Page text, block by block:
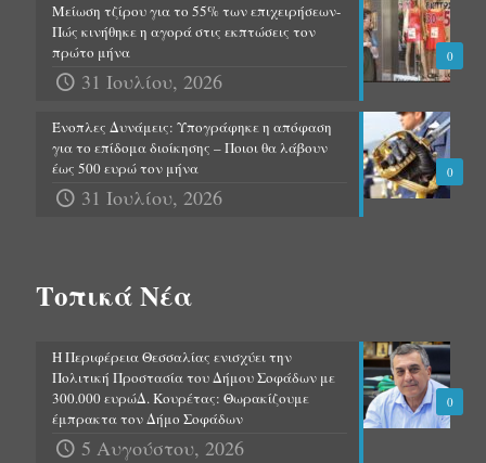
0
Μείωση τζίρου για το 55% των επιχειρήσεων-
Πώς κινήθηκε η αγορά στις εκπτώσεις τον
πρώτο μήνα
31 Ιουλίου, 2026
0
Ένοπλες Δυνάμεις: Υπογράφηκε η απόφαση
για το επίδομα διοίκησης – Ποιοι θα λάβουν
έως 500 ευρώ τον μήνα
31 Ιουλίου, 2026
Τοπικά Νέα
0
Η Περιφέρεια Θεσσαλίας ενισχύει την
Πολιτική Προστασία του Δήμου Σοφάδων με
300.000 ευρώΔ. Κουρέτας: Θωρακίζουμε
έμπρακτα τον Δήμο Σοφάδων
5 Αυγούστου, 2026